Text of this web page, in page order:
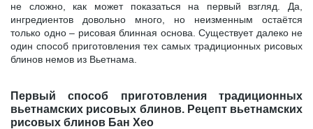
не сложно, как может показаться на первый взгляд. Да,
ингредиентов довольно много, но неизменным остаётся
только одно – рисовая блинная основа. Существует далеко не
один способ приготовления тех самых традиционных рисовых
блинов немов из Вьетнама.
Первый способ приготовления традиционных
вьетнамских рисовых блинов. Рецепт вьетнамских
рисовых блинов Бан Хео